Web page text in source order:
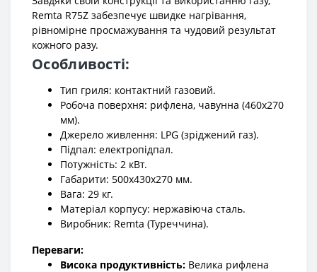
Remta R75Z забезпечує швидке нагрівання,
рівномірне просмажування та чудовий результат
кожного разу.
Особливості:
Тип гриля: контактний газовий.
Робоча поверхня: рифлена, чавунна (460х270
мм).
Джерело живлення: LPG (зріджений газ).
Підпал: електропідпал.
Потужність: 2 кВт.
Габарити: 500х430х270 мм.
Вага: 29 кг.
Матеріал корпусу: нержавіюча сталь.
Виробник: Remta (Туреччина).
Переваги:
Висока продуктивність: Велика рифлена